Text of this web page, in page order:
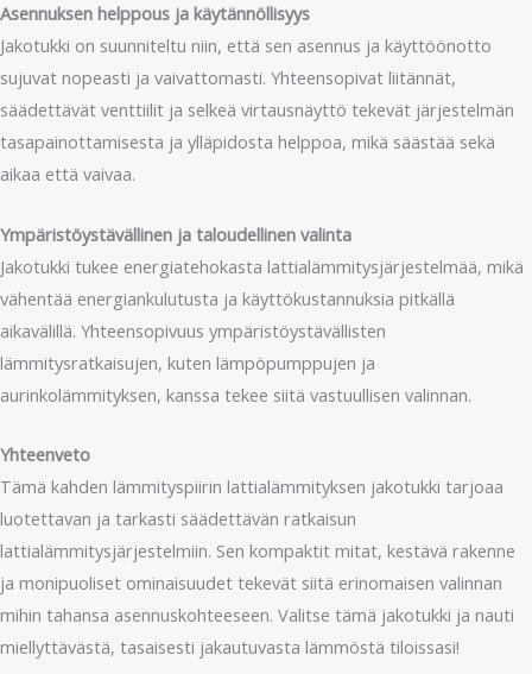
Asennuksen helppous ja käytännöllisyys
Jakotukki on suunniteltu niin, että sen asennus ja käyttöönotto
sujuvat nopeasti ja vaivattomasti. Yhteensopivat liitännät,
säädettävät venttiilit ja selkeä virtausnäyttö tekevät järjestelmän
tasapainottamisesta ja ylläpidosta helppoa, mikä säästää sekä
aikaa että vaivaa.
Ympäristöystävällinen ja taloudellinen valinta
Jakotukki tukee energiatehokasta lattialämmitysjärjestelmää, mikä
vähentää energiankulutusta ja käyttökustannuksia pitkällä
aikavälillä. Yhteensopivuus ympäristöystävällisten
lämmitysratkaisujen, kuten lämpöpumppujen ja
aurinkolämmityksen, kanssa tekee siitä vastuullisen valinnan.
Yhteenveto
Tämä kahden lämmityspiirin lattialämmityksen jakotukki tarjoaa
luotettavan ja tarkasti säädettävän ratkaisun
lattialämmitysjärjestelmiin. Sen kompaktit mitat, kestävä rakenne
ja monipuoliset ominaisuudet tekevät siitä erinomaisen valinnan
mihin tahansa asennuskohteeseen. Valitse tämä jakotukki ja nauti
miellyttävästä, tasaisesti jakautuvasta lämmöstä tiloissasi!